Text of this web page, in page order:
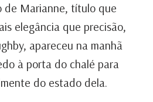
de Marianne, título que
elegância que precisão,
apareceu na manhã
à porta do chalé para
do estado dela.